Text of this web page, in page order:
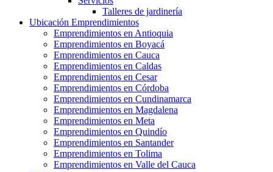
Talleres de jardinería
Ubicación Emprendimientos
Emprendimientos en Antioquia
Emprendimientos en Boyacá
Emprendimientos en Cauca
Emprendimientos en Caldas
Emprendimientos en Cesar
Emprendimientos en Córdoba
Emprendimientos en Cundinamarca
Emprendimientos en Magdalena
Emprendimientos en Meta
Emprendimientos en Quindío
Emprendimientos en Santander
Emprendimientos en Tolima
Emprendimientos en Valle del Cauca